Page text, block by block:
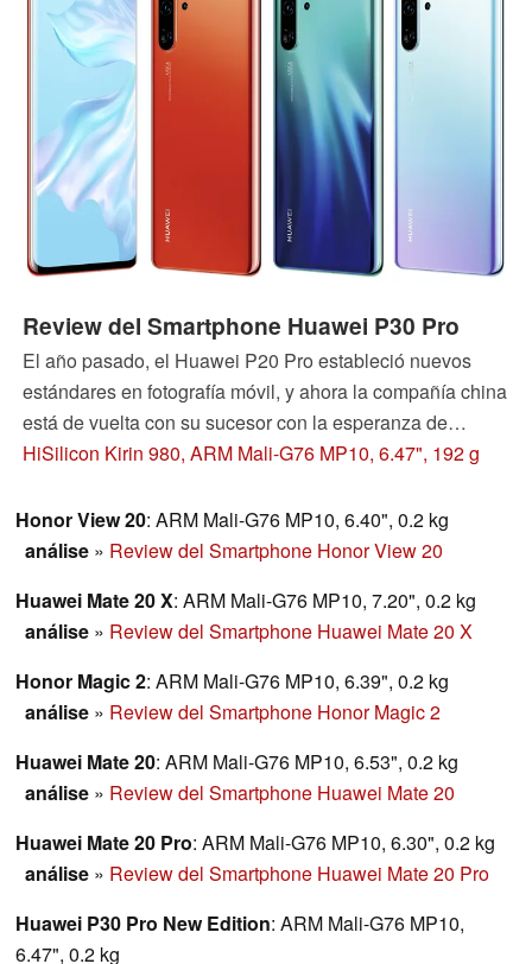
Review del Smartphone Huawei P30 Pro
El año pasado, el Huawei P20 Pro estableció nuevos
estándares en fotografía móvil, y ahora la compañía china
está de vuelta con su sucesor con la esperanza de
construir sobre esos éxitos. El P30 Pro también incluye
buque insignia con un precio superior. Sigue leyendo
para saber si Huawei ha desarrollado una nueva
insignia actuales.
HiSilicon Kirin 980, ARM Mali-G76 MP10, 6.47", 192 g
Honor View 20: ARM Mali-G76 MP10, 6.40", 0.2 kg
análise » Review del Smartphone Honor View 20
Huawei Mate 20 X: ARM Mali-G76 MP10, 7.20", 0.2 kg
análise » Review del Smartphone Huawei Mate 20 X
Honor Magic 2: ARM Mali-G76 MP10, 6.39", 0.2 kg
análise » Review del Smartphone Honor Magic 2
Huawei Mate 20: ARM Mali-G76 MP10, 6.53", 0.2 kg
análise » Review del Smartphone Huawei Mate 20
Huawei Mate 20 Pro: ARM Mali-G76 MP10, 6.30", 0.2 kg
análise » Review del Smartphone Huawei Mate 20 Pro
Huawei P30 Pro New Edition: ARM Mali-G76 MP10,
6.47", 0.2 kg